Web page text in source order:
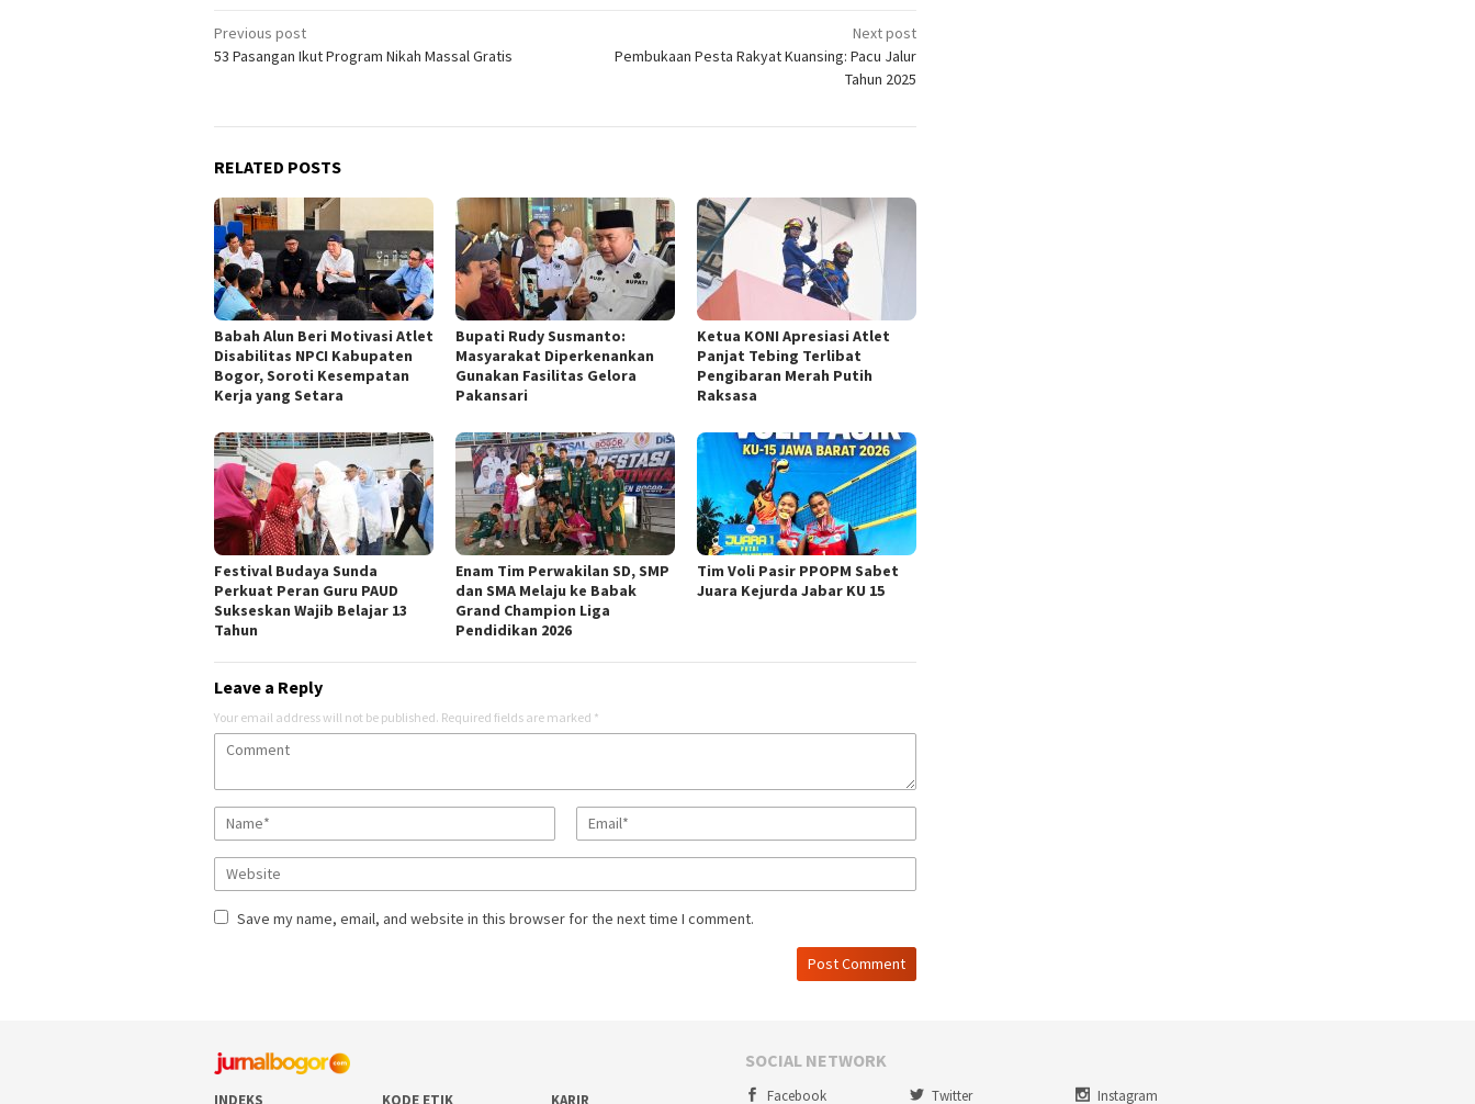
Post
navigation
Previous post
53 Pasangan Ikut Program Nikah Massal Gratis
Next post
Pembukaan Pesta Rakyat Kuansing: Pacu Jalur
Tahun 2025
RELATED POSTS
Babah Alun Beri Motivasi Atlet
Disabilitas NPCI Kabupaten
Bogor, Soroti Kesempatan
Kerja yang Setara
Bupati Rudy Susmanto:
Masyarakat Diperkenankan
Gunakan Fasilitas Gelora
Pakansari
Ketua KONI Apresiasi Atlet
Panjat Tebing Terlibat
Pengibaran Merah Putih
Raksasa
Festival Budaya Sunda
Perkuat Peran Guru PAUD
Sukseskan Wajib Belajar 13
Tahun
‎Enam Tim Perwakilan SD, SMP
dan SMA Melaju ke Babak
Grand Champion Liga
Pendidikan 2026
Tim Voli Pasir PPOPM Sabet
Juara Kejurda Jabar KU 15
Leave a Reply
Your email address will not be published. Required fields are marked *
Save my name, email, and website in this browser for the next time I comment.
INDEKS KODE ETIK KARIR
SOCIAL NETWORK
Facebook Twitter Instagram